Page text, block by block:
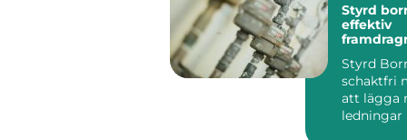
Styrd
effektiv
schakt
Styrd
schaktfri
att lägga
ledningar